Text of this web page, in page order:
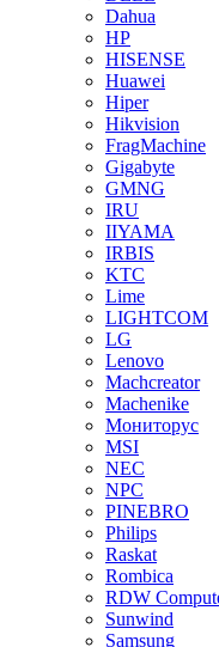
Dahua
HP
HISENSE
Huawei
Hiper
Hikvision
FragMachine
Gigabyte
GMNG
IRU
IIYAMA
IRBIS
KTC
Lime
LIGHTCOM
LG
Lenovo
Machcreator
Machenike
Мониторус
MSI
NEC
NPC
PINEBRO
Philips
Raskat
Rombica
RDW
Sunwind
Samsung